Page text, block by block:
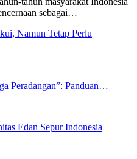
sebagai…
Namun Tetap Perlu
Peradangan”: Panduan…
Edan Sepur Indonesia